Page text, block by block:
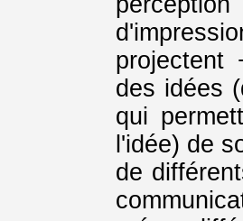
projectent
des idées
qui
l'idée) de
de